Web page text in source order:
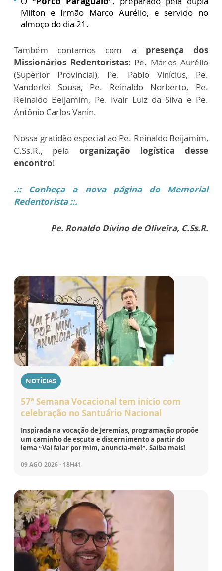
Milton e Irmão Marco Aurélio, e servido no
almoço do dia 21.
Também contamos com a presença dos
Missionários Redentoristas: Pe. Marlos Aurélio
(Superior Provincial), Pe. Pablo Vinícius, Pe.
Vanderlei Sousa, Pe. Reinaldo Norberto, Pe.
Reinaldo Beijamim, Pe. Ivair Luiz da Silva e Pe.
Antônio Carlos Vanin.
Nossa gratidão especial ao Pe. Reinaldo Beijamim,
C.Ss.R., pela organização logística desse
encontro!
.:: Conheça a nova página do Memorial
Redentorista ::.
Pe. Ronaldo Divino de Oliveira, C.Ss.R.
NOTÍCIAS
57ª Semana Vocacional tem início com
celebração no Santuário Nacional
Inspirada na vocação de Jeremias, programação propõe
um caminho de escuta e discernimento a partir do
lema “Vai falar por mim, anuncia-me!”. Saiba mais!
09 AGO 2026 - 18H41